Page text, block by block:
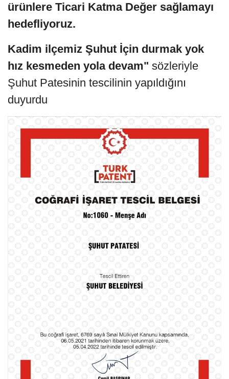
ürünlere Ticari Katma Değer sağlamayı
hedefliyoruz.
Kadim ilçemiz Şuhut İçin durmak yok
hız kesmeden yola devam" sözleriyle
Şuhut Patesinin tescilinin yapıldığını
duyurdu